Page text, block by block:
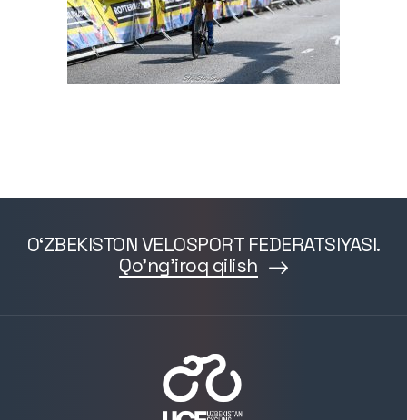
O‘ZBEKISTON VELOSPORT FEDERATSIYASI.
Qo'ng'iroq qilish